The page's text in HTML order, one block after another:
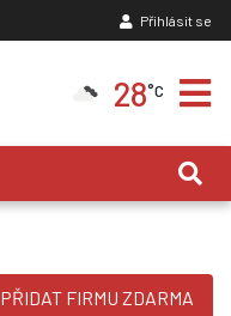
Přihlásit se
28°C
PŘIDAT FIRMU ZDARMA